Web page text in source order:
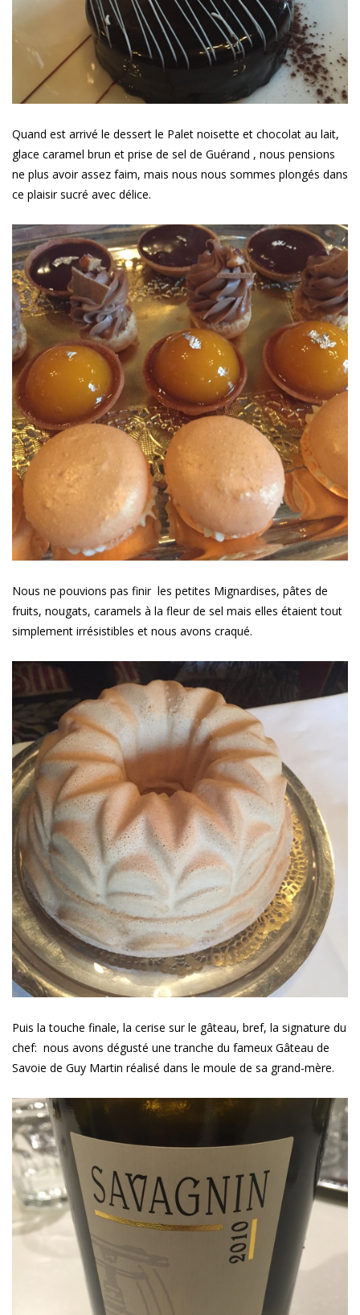
Quand est arrivé le dessert le Palet noisette et chocolat au lait,
glace caramel brun et prise de sel de Guérand , nous pensions
ne plus avoir assez faim, mais nous nous sommes plongés dans
ce plaisir sucré avec délice.
Nous ne pouvions pas finir les petites Mignardises, pâtes de
fruits, nougats, caramels à la fleur de sel mais elles étaient tout
simplement irrésistibles et nous avons craqué.
Puis la touche finale, la cerise sur le gâteau, bref, la signature du
chef: nous avons dégusté une tranche du fameux Gâteau de
Savoie de Guy Martin réalisé dans le moule de sa grand-mère.